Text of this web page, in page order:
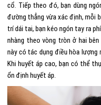
cổ. Tiếp theo đó, bạn dùng
đường thẳng vừa xác định, mỗi
trí dái tai, bạn kéo ngón tay ra
nhàng theo vòng tròn ở hai
này có tác dụng điều hòa lượng
Khi huyết áp cao, bạn có thể
ổn định huyết áp.